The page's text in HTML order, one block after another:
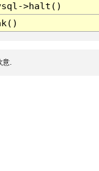
>halt()
意.